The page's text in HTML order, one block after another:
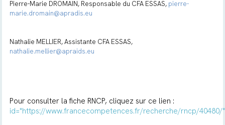
Pierre-Marie DROMAIN, Responsable du CFA ESSAS, pierre-
marie.dromain@apradis.eu
Nathalie MELLIER, Assistante CFA ESSAS,
nathalie.mellier@apraids.eu
Pour consulter la fiche RNCP, cliquez sur ce lien :
id="https://www.francecompetences.fr/recherche/rncp/